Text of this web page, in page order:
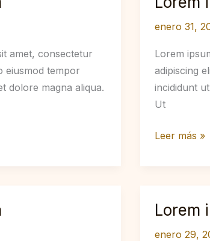
amet, consectetur
eiusmod tempor
dolore magna aliqua.
enero 31,
Lorem
adipiscing
incididunt
Ut
Lorem
Leer más »
Lorem
enero 29,